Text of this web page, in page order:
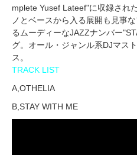
mplete Yusef Lateef"に収録され
ノとベースから入る展開も見事
るムーディーなJAZZナンバー
グ。オール・ジャンル系DJマス
ス。
TRACK LIST
A,OTHELIA
B,STAY WITH ME